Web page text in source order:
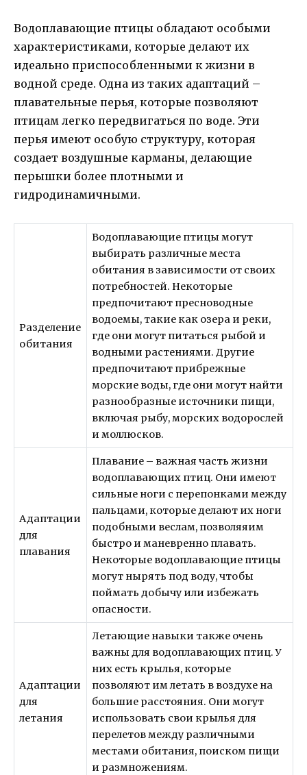
Водоплавающие птицы обладают особыми
характеристиками, которые делают их
идеально приспособленными к жизни в
водной среде. Одна из таких адаптаций –
плавательные перья, которые позволяют
птицам легко передвигаться по воде. Эти
перья имеют особую структуру, которая
создает воздушные карманы, делающие
перышки более плотными и
гидродинамичными.
Разделение
обитания
Водоплавающие птицы могут
выбирать различные места
обитания в зависимости от своих
потребностей. Некоторые
предпочитают пресноводные
водоемы, такие как озера и реки,
где они могут питаться рыбой и
водными растениями. Другие
предпочитают прибрежные
морские воды, где они могут найти
разнообразные источники пищи,
включая рыбу, морских водорослей
и моллюсков.
Адаптации
для
плавания
Плавание – важная часть жизни
водоплавающих птиц. Они имеют
сильные ноги с перепонками между
пальцами, которые делают их ноги
подобными веслам, позволяяим
быстро и маневренно плавать.
Некоторые водоплавающие птицы
могут нырять под воду, чтобы
поймать добычу или избежать
опасности.
Адаптации
для
летания
Летающие навыки также очень
важны для водоплавающих птиц. У
них есть крылья, которые
позволяют им летать в воздухе на
большие расстояния. Они могут
использовать свои крылья для
перелетов между различными
местами обитания, поиском пищи
и размножениям.